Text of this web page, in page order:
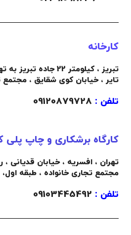
کارخانه
تبریز ، کیلومتر 22
تایر ، خیابان کوی شقایق ،
تلفن :
کارگاه برشکاری و چاپ پلی
تهران ، افسریه ، خیابان قدیانی
مجتمع تجاری خانواده ، طبقه اول،
تلفن :